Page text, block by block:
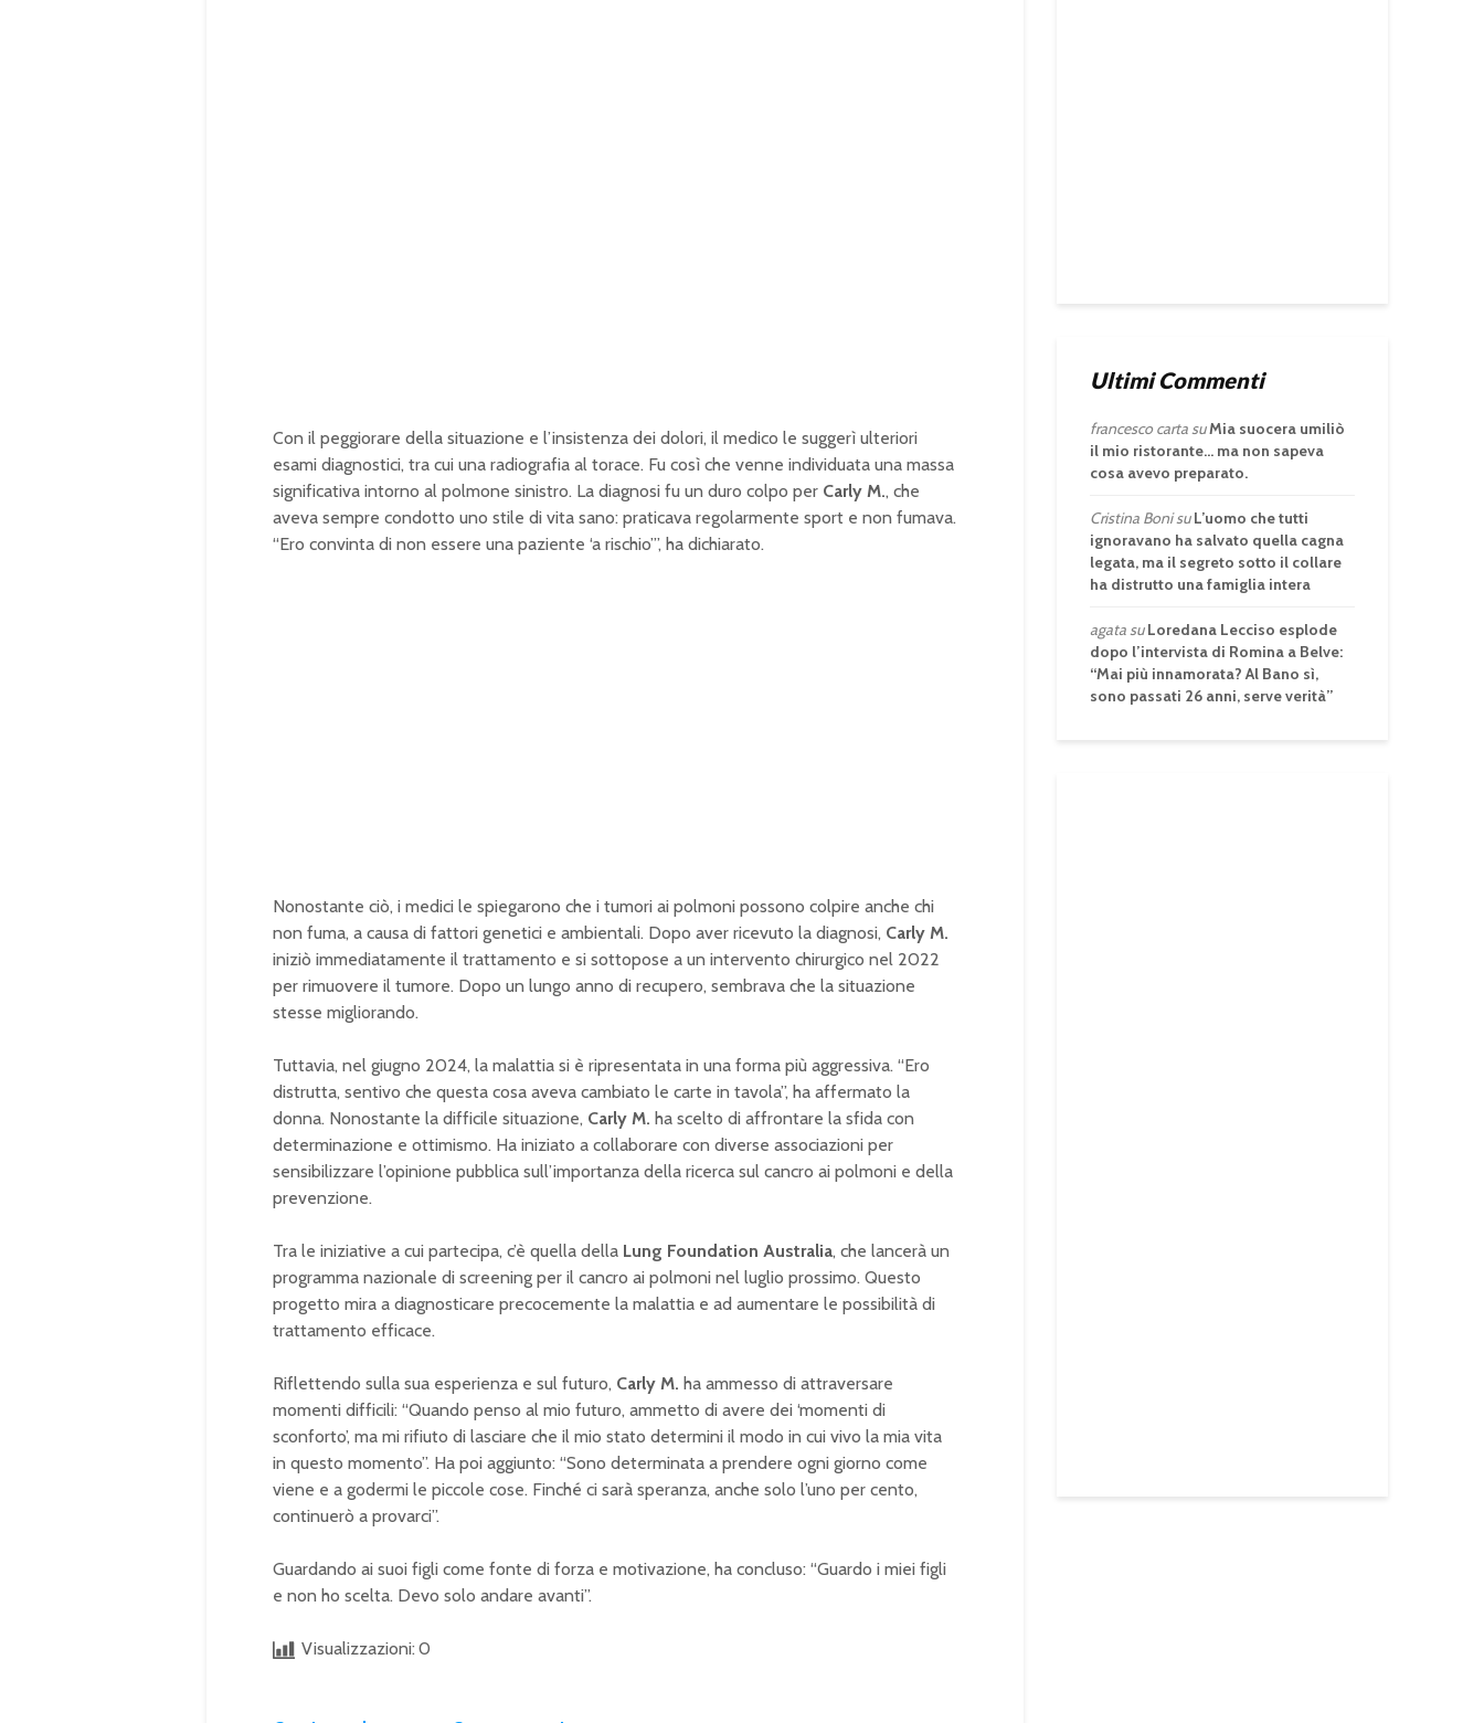
Con il peggiorare della situazione e l’insistenza dei dolori, il medico le suggerì ulteriori
esami diagnostici, tra cui una radiografia al torace. Fu così che venne individuata una massa
significativa intorno al polmone sinistro. La diagnosi fu un duro colpo per Carly M., che
aveva sempre condotto uno stile di vita sano: praticava regolarmente sport e non fumava.
“Ero convinta di non essere una paziente ‘a rischio’”, ha dichiarato.
Nonostante ciò, i medici le spiegarono che i tumori ai polmoni possono colpire anche chi
non fuma, a causa di fattori genetici e ambientali. Dopo aver ricevuto la diagnosi, Carly M.
iniziò immediatamente il trattamento e si sottopose a un intervento chirurgico nel 2022
per rimuovere il tumore. Dopo un lungo anno di recupero, sembrava che la situazione
stesse migliorando.
Tuttavia, nel giugno 2024, la malattia si è ripresentata in una forma più aggressiva. “Ero
distrutta, sentivo che questa cosa aveva cambiato le carte in tavola”, ha affermato la
donna. Nonostante la difficile situazione, Carly M. ha scelto di affrontare la sfida con
determinazione e ottimismo. Ha iniziato a collaborare con diverse associazioni per
sensibilizzare l’opinione pubblica sull’importanza della ricerca sul cancro ai polmoni e della
prevenzione.
Tra le iniziative a cui partecipa, c’è quella della Lung Foundation Australia, che lancerà un
programma nazionale di screening per il cancro ai polmoni nel luglio prossimo. Questo
progetto mira a diagnosticare precocemente la malattia e ad aumentare le possibilità di
trattamento efficace.
Riflettendo sulla sua esperienza e sul futuro, Carly M. ha ammesso di attraversare
momenti difficili: “Quando penso al mio futuro, ammetto di avere dei ‘momenti di
sconforto’, ma mi rifiuto di lasciare che il mio stato determini il modo in cui vivo la mia vita
in questo momento”. Ha poi aggiunto: “Sono determinata a prendere ogni giorno come
viene e a godermi le piccole cose. Finché ci sarà speranza, anche solo l’uno per cento,
continuerò a provarci”.
Guardando ai suoi figli come fonte di forza e motivazione, ha concluso: “Guardo i miei figli
e non ho scelta. Devo solo andare avanti”.
Visualizzazioni: 0
Ultimi Commenti
francesco cartasuMia suocera umiliò
il mio ristorante… ma non sapeva
cosa avevo preparato.
Cristina BonisuL’uomo che tutti
ignoravano ha salvato quella cagna
legata, ma il segreto sotto il collare
ha distrutto una famiglia intera
agatasuLoredana Lecciso esplode
dopo l’intervista di Romina a Belve:
“Mai più innamorata? Al Bano sì,
sono passati 26 anni, serve verità”